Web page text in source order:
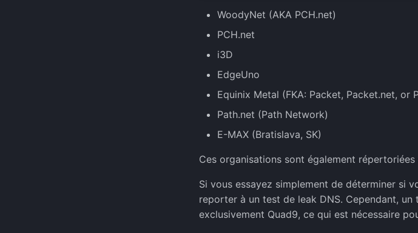
WoodyNet (AKA PCH.net)
PCH.net
i3D
EdgeUno
Equinix Metal (FKA: Packet, Packet.net, or
Path.net (Path Network)
E-MAX (Bratislava, SK)
Ces organisations sont également
Si vous essayez simplement de déterminer si
reporter à un test de leak DNS. Cependant,
exclusivement Quad9, ce qui est nécessaire